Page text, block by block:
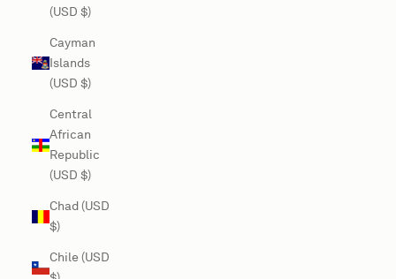
(USD $)
Cayman
Islands
(USD $)
Central
African
Republic
(USD $)
Chad (USD
$)
Chile (USD